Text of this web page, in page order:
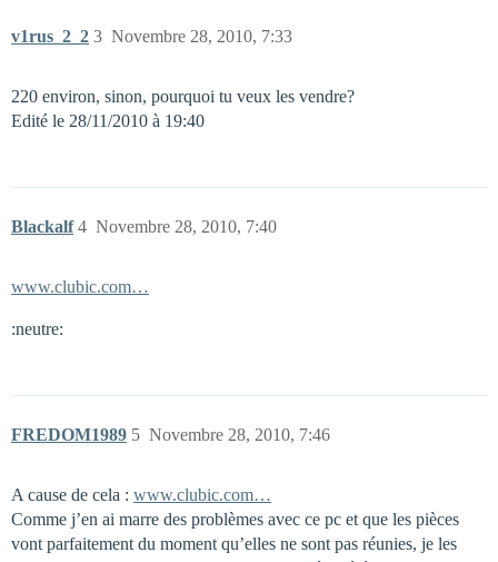
v1rus_2_2 Novembre 28, 2010, 7:33
3
220 environ, sinon, pourquoi tu veux les vendre?
Edité le 28/11/2010 à 19:40
Blackalf Novembre 28, 2010, 7:40
4
www.clubic.com…
:neutre:
FREDOM1989 Novembre 28, 2010, 7:46
5
A cause de cela : www.clubic.com…
Comme j’en ai marre des problèmes avec ce pc et que les pièces
vont parfaitement du moment qu’elles ne sont pas réunies, je les